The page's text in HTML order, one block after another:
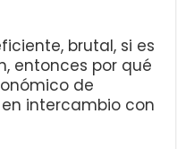
brutal, si es
entonces por qué
de
en intercambio con